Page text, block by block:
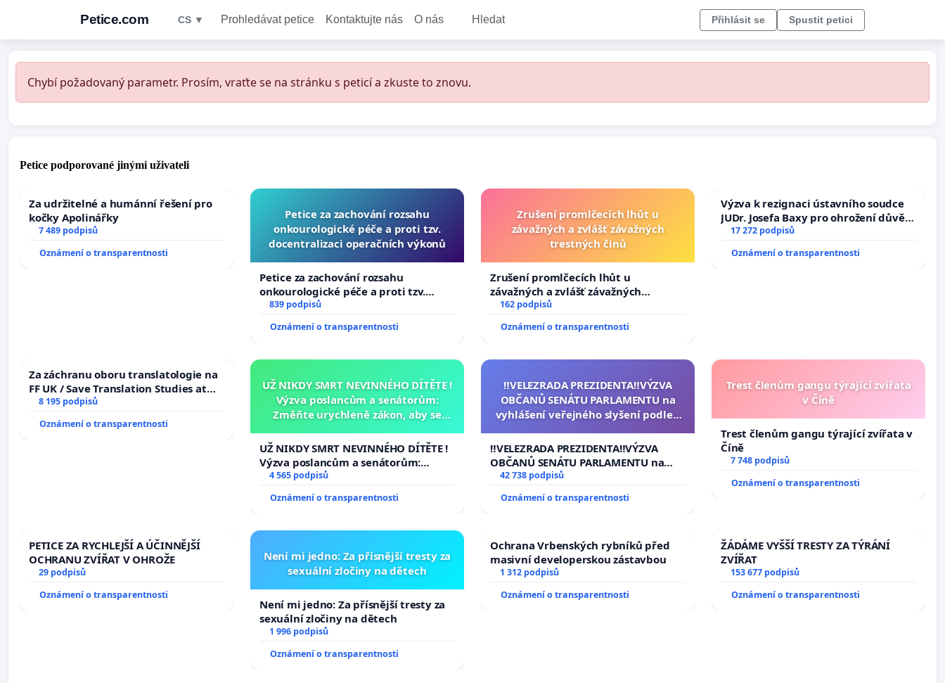
Petice.com CS ▼ Prohledávat petice Kontaktujte nás O nás Hledat Přihlásit se Spustit petici
Chybí požadovaný parametr. Prosím, vraťte se na stránku s peticí a zkuste to znovu.
Petice podporované jinými uživateli
Za udržitelné a humánní řešení pro
kočky Apolinářky
7 489 podpisů
Oznámení o transparentnosti
Petice za zachování rozsahu
onkourologické péče a proti tzv.
docentralizaci operačních výkonů
Petice za zachování rozsahu
onkourologické péče a proti tzv.
docentralizaci operačních výkonů
839 podpisů
Oznámení o transparentnosti
Zrušení promlčecích lhůt u
závažných a zvlášť závažných
trestných činů
Zrušení promlčecích lhůt u
závažných a zvlášť závažných
trestných činů
162 podpisů
Oznámení o transparentnosti
Výzva k rezignaci ústavního soudce
JUDr. Josefa Baxy pro ohrožení důvěry
ve spravedlivý proces
17 272 podpisů
Oznámení o transparentnosti
Za záchranu oboru translatologie na
FF UK / Save Translation Studies at
the Faculty of Arts, Charles
University
8 195 podpisů
Oznámení o transparentnosti
UŽ NIKDY SMRT NEVINNÉHO DÍTĚTE !
Výzva poslancům a senátorům:
Změňte urychleně zákon, aby se
opakovat!
UŽ NIKDY SMRT NEVINNÉHO DÍTĚTE !
Výzva poslancům a senátorům:
Změňte urychleně zákon, aby se
tragédie malé Viktorky už nemohla
opakovat!
4 565 podpisů
Oznámení o transparentnosti
‼️VELEZRADA PREZIDENTA‼️VÝZVA
OBČANŮ SENÁTU PARLAMENTU na
vyhlášení veřejného slyšení podle §
na přijetí usnesení k podání ústavní
žaloby na prezidenta republiky
‼️VELEZRADA PREZIDENTA‼️VÝZVA
OBČANŮ SENÁTU PARLAMENTU na
vyhlášení veřejného slyšení podle §
144 jednacího řádu Senátu k návrhu
na přijetí usnesení k podání ústavní
42 738 podpisů
Oznámení o transparentnosti
Trest členům gangu týrající zvířata
v Číně
Trest členům gangu týrající zvířata v
Číně
7 748 podpisů
Oznámení o transparentnosti
PETICE ZA RYCHLEJŠÍ A ÚČINNĚJŠÍ
OCHRANU ZVÍŘAT V OHROŽE
29 podpisů
Oznámení o transparentnosti
Není mi jedno: Za přísnější tresty za
sexuální zločiny na dětech
Není mi jedno: Za přísnější tresty za
sexuální zločiny na dětech
1 996 podpisů
Oznámení o transparentnosti
Ochrana Vrbenských rybníků před
masivní developerskou zástavbou
1 312 podpisů
Oznámení o transparentnosti
ŽÁDÁME VYŠŠÍ TRESTY ZA TÝRÁNÍ
ZVÍŘAT
153 677 podpisů
Oznámení o transparentnosti